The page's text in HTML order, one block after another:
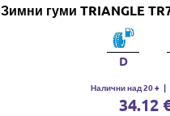
Зимни гуми TRIANGLE
D
Налични над 20 + |
34.12